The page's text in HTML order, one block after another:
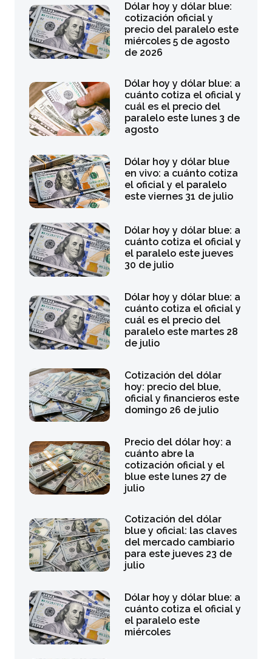
Dólar hoy y dólar blue:
cotización oficial y
precio del paralelo este
miércoles 5 de agosto
de 2026
Dólar hoy y dólar blue: a
cuánto cotiza el oficial y
cuál es el precio del
paralelo este lunes 3 de
agosto
Dólar hoy y dólar blue
en vivo: a cuánto cotiza
el oficial y el paralelo
este viernes 31 de julio
Dólar hoy y dólar blue: a
cuánto cotiza el oficial y
el paralelo este jueves
30 de julio
Dólar hoy y dólar blue: a
cuánto cotiza el oficial y
cuál es el precio del
paralelo este martes 28
de julio
Cotización del dólar
hoy: precio del blue,
oficial y financieros este
domingo 26 de julio
Precio del dólar hoy: a
cuánto abre la
cotización oficial y el
blue este lunes 27 de
julio
Cotización del dólar
blue y oficial: las claves
del mercado cambiario
para este jueves 23 de
julio
Dólar hoy y dólar blue: a
cuánto cotiza el oficial y
el paralelo este
miércoles